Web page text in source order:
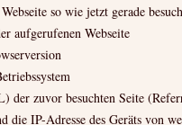
so wie jetzt gerade
aufgerufenen Webseite
der zuvor besuchten Seite
die IP-Adresse des Geräts von